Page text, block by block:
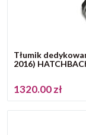
Tłumik
2016)
1320.00 zł